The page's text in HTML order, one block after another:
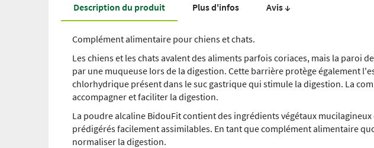
Description du produit Plus d'infos Avis ↓
Complément alimentaire pour chiens et chats.
Les chiens et les chats avalent des aliments parfois coriaces, mais la paroi
par une muqueuse lors de la digestion. Cette barrière protège également
chlorhydrique présent dans le suc gastrique qui stimule la digestion. La
accompagner et faciliter la digestion.
La poudre alcaline BidouFit contient des ingrédients végétaux
prédigérés facilement assimilables. En tant que complément alimentaire
normaliser la digestion.